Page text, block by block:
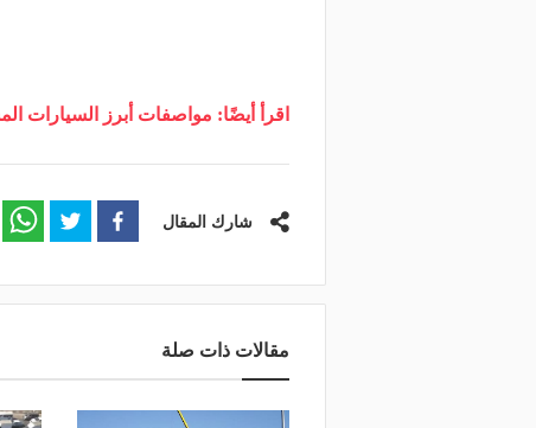
اقرأ أيضًا: مواصفات أبرز
شارك المقال
مقالات ذات صلة